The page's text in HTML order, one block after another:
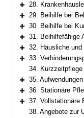
Bereich erweitern
28.
Bereich erweitern
29. Beihilfe bei
Bereich erweitern
30. Beihilfe bei
Bereich erweitern
31. Beihilfefähige
Bereich erweitern
32. Häusliche
Bereich erweitern
33.
34. Kurzzeitpflege
Bereich erweitern
35. Aufwendungen für
Bereich erweitern
36. Stationäre
Bereich erweitern
37. Vollstationäre
38. Angebote zur